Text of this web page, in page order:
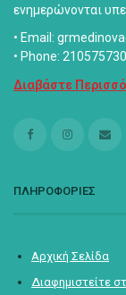
ενημερώνονται
• Email:
• Phone:
Διαβάστε
ΠΛΗΡΟΦΟΡΙΕΣ
Αρχική Σελίδα
Διαφημιστείτε